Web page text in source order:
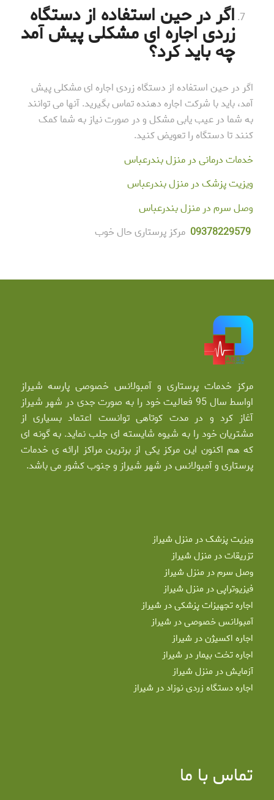
اگر در حین استفاده از دستگاه
زردی اجاره ای مشکلی پیش آمد
چه باید کرد؟
اگر در حین استفاده از دستگاه زردی اجاره ای مشکلی پیش
آمد، باید با شرکت اجاره دهنده تماس بگیرید. آنها می توانند
به شما در عیب یابی مشکل و در صورت نیاز به شما کمک
کنند تا دستگاه را تعویض کنید.
خدمات درمانی در منزل بندرعباس
ویزیت پزشک در منزل بندرعباس
وصل سرم در منزل بندرعباس
09378229579 مرکز پرستاری حال خوب
مرکز خدمات پرستاری و آمبولانس خصوصی پارسه شیراز
اواسط سال 95 فعالیت خود را به صورت جدی در شهر شیراز
آغاز کرد و در مدت کوتاهی توانست اعتماد بسیاری از
مشتریان خود را به شیوه شایسته ای جلب نماید. به گونه ای
که هم اکنون این مرکز یکی از برترین مراکز ارائه ی خدمات
پرستاری و آمبولانس در شهر شیراز و جنوب کشور می باشد.
ویزیت پزشک در منزل شیراز
تزریقات در منزل شیراز
وصل سرم در منزل شیراز
فیزیوتراپی در منزل شیراز
اجاره تجهیزات پزشکی در شیراز
آمبولانس خصوصی در شیراز
اجاره اکسیژن در شیراز
اجاره تخت بیمار در شیراز
آزمایش در منزل شیراز
اجاره دستگاه زردی نوزاد در شیراز
تماس با ما